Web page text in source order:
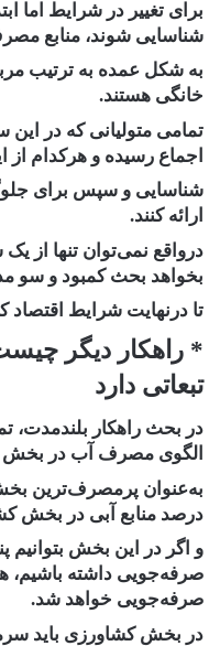
برای تغییر در شرایط اما
شناسایی شوند، منابع
به شکل عمده به ترتیب
خانگی هستند.
تمامی متولیانی که در این
اجماع رسیده و هرکدام از
شناسایی و سپس برای
ارائه کنند.
درواقع نمی‌توان تنها از
بخواهد بحث کمبود و سو
تا درنهایت شرایط
* راهکار دیگر
تبعاتی دارد
در بحث راهکار بلندمدت،
الگوی مصرف آب در بخش
درصد منابع آبی در
صرفه‌جویی داشته باشیم،
صرفه‌جویی خواهد شد.
در بخش کشاورزی باید